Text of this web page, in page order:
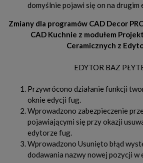
domyślnie pojawi się on na drugim
Zmiany dla programów CAD Decor
CAD Kuchnie z modułem
Ceramicznych z
EDYTOR BAZ
Przywrócono działanie funkcji
oknie edycji fug.
Wprowadzono zabezpieczenie
pojawiającymi się przy okazji
edytorze fug.
Wprowadzono Usunięto błąd
dodawania nazwy nowej pozycji w